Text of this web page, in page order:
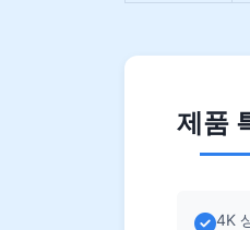
제품
4K